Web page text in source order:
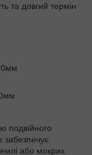
та довгий термін
подвійного
або мокрих